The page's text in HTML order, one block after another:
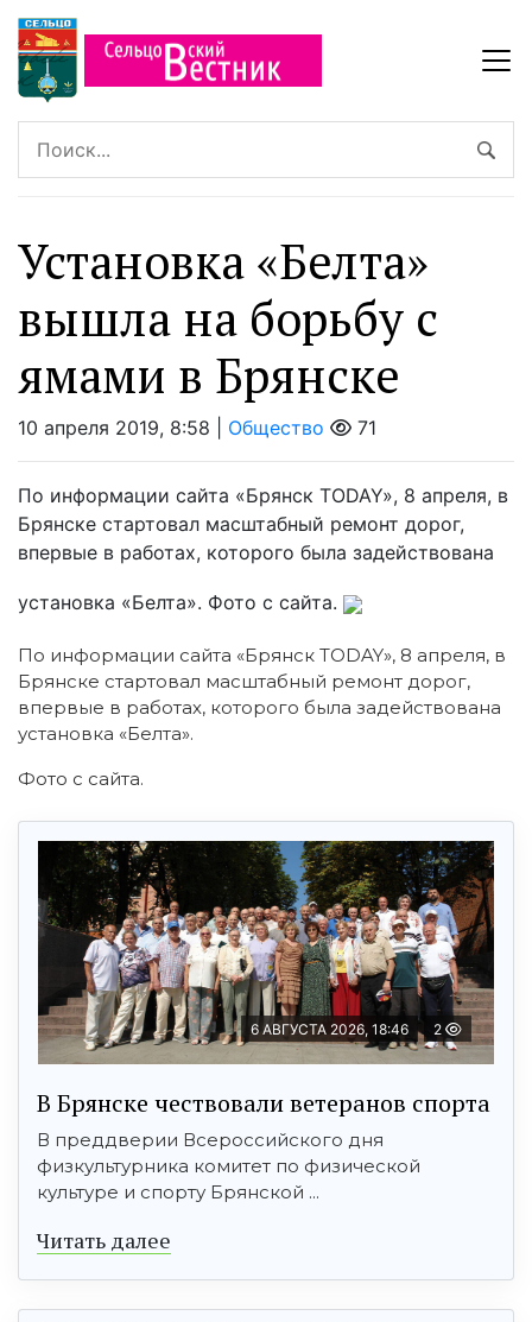
Установка «Белта»
вышла на борьбу с
ямами в Брянске
10 апреля 2019, 8:58 | Общество 71
По информации сайта «Брянск TODAY», 8 апреля, в
Брянске стартовал масштабный ремонт дорог,
впервые в работах, которого была задействована
установка «Белта». Фото с сайта.
По информации сайта «Брянск TODAY», 8 апреля, в
Брянске стартовал масштабный ремонт дорог,
впервые в работах, которого была задействована
установка «Белта».
Фото с сайта.
6 АВГУСТА 2026, 18:46 2
В Брянске чествовали ветеранов спорта
В преддверии Всероссийского дня
физкультурника комитет по физической
культуре и спорту Брянской ...
Читать далее